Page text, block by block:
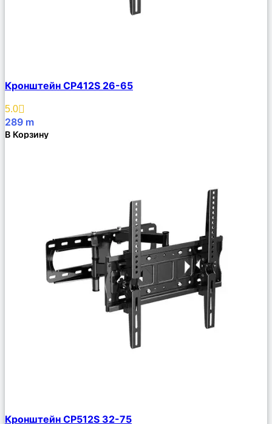
Описание
Избранное
Кронштейн CP412S 26-65
5.0
289 m
В Корзину
Кронштейн CP512S 32-75